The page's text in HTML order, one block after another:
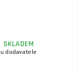
SKLADEM
u dodavatele